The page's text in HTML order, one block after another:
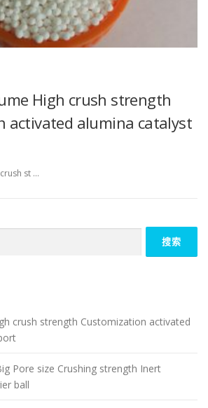
High crush strength
activated alumina catalyst
st …
crush strength Customization activated
Pore size Crushing strength Inert
ball